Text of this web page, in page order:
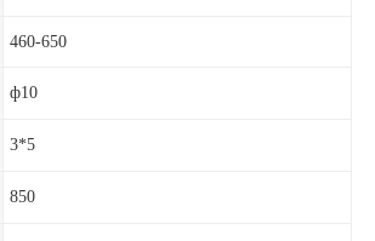
460-650
ф10
3*5
850